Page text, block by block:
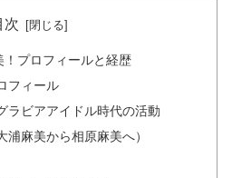
次
プロフィールと経歴
フィール
ラビアアイドル時代の活動
麻美から相原麻美へ）